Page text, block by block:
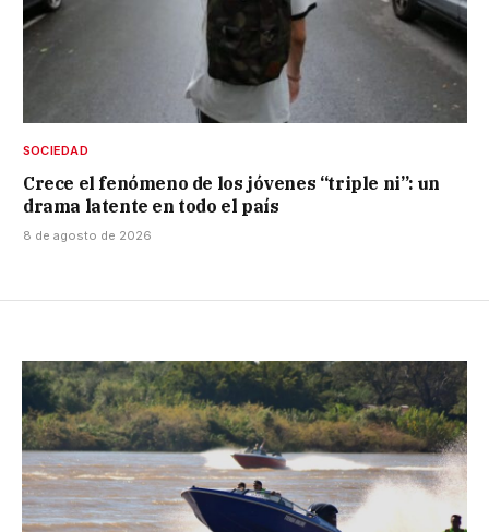
SOCIEDAD
Crece el fenómeno de los jóvenes “triple ni”: un
drama latente en todo el país
8 de agosto de 2026